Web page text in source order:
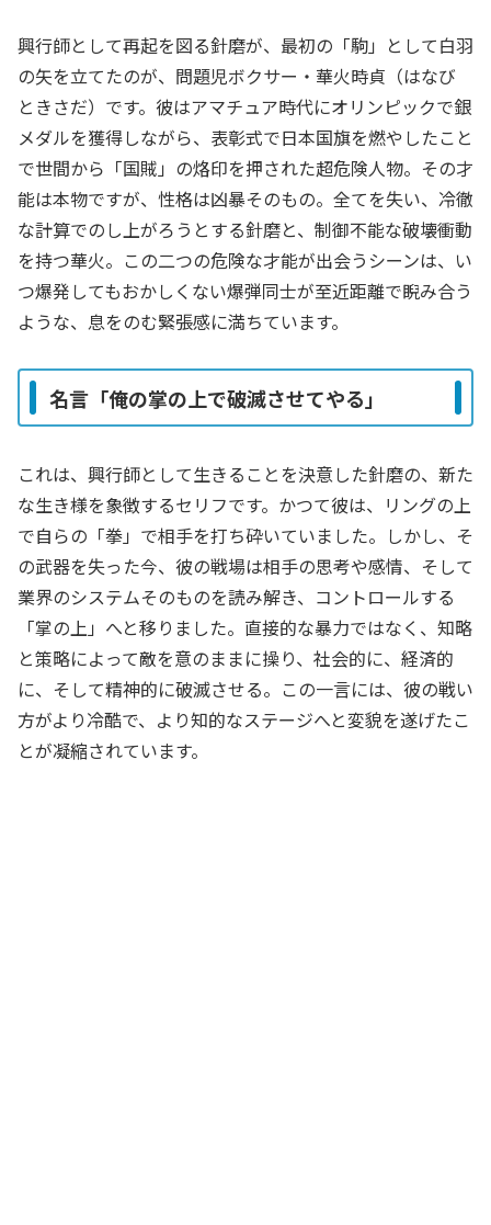
興行師として再起を図る針磨が、最初の「駒」として白羽
の矢を立てたのが、問題児ボクサー・華火時貞（はなび
ときさだ）です。彼はアマチュア時代にオリンピックで銀
メダルを獲得しながら、表彰式で日本国旗を燃やしたこと
で世間から「国賊」の烙印を押された超危険人物。その才
能は本物ですが、性格は凶暴そのもの。全てを失い、冷徹
な計算でのし上がろうとする針磨と、制御不能な破壊衝動
を持つ華火。この二つの危険な才能が出会うシーンは、い
つ爆発してもおかしくない爆弾同士が至近距離で睨み合う
ような、息をのむ緊張感に満ちています。
名言「俺の掌の上で破滅させてやる」
これは、興行師として生きることを決意した針磨の、新た
な生き様を象徴するセリフです。かつて彼は、リングの上
で自らの「拳」で相手を打ち砕いていました。しかし、そ
の武器を失った今、彼の戦場は相手の思考や感情、そして
業界のシステムそのものを読み解き、コントロールする
「掌の上」へと移りました。直接的な暴力ではなく、知略
と策略によって敵を意のままに操り、社会的に、経済的
に、そして精神的に破滅させる。この一言には、彼の戦い
方がより冷酷で、より知的なステージへと変貌を遂げたこ
とが凝縮されています。